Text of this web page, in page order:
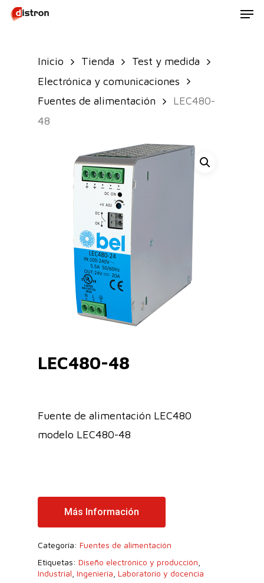
Skip
Inicio Tienda
Test y medida
Electrónica y comunicaciones
Fuentes de alimentación
LEC480-
48
LEC480-48
Fuente de alimentación LEC480
modelo LEC480-48
Más Información
Categoría: Fuentes de alimentación
Etiquetas: Diseño electrónico y producción
Industrial Ingeniería Laboratorio y docencia